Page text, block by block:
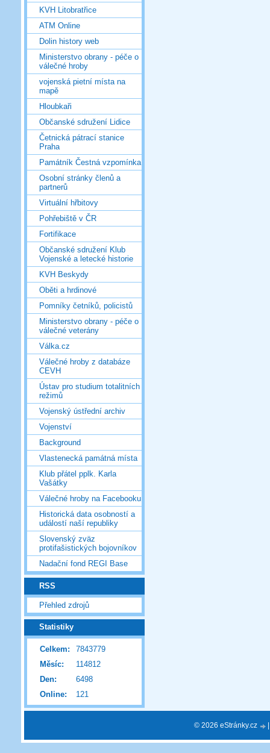
KVH Litobratřice
ATM Online
Dolin history web
Ministerstvo obrany - péče o
válečné hroby
vojenská pietní místa na
mapě
Hloubkaři
Občanské sdružení Lidice
Četnická pátrací stanice
Praha
Památník Čestná vzpomínka
Osobní stránky členů a
partnerů
Virtuální hřbitovy
Pohřebiště v ČR
Fortifikace
Občanské sdružení Klub
Vojenské a letecké historie
KVH Beskydy
Oběti a hrdinové
Pomníky četníků, policistů
Ministerstvo obrany - péče o
válečné veterány
Válka.cz
Válečné hroby z databáze
CEVH
Ústav pro studium totalitních
režimů
Vojenský ústřední archiv
Vojenství
Background
Vlastenecká památná místa
Klub přátel pplk. Karla
Vašátky
Válečné hroby na Facebooku
Historická data osobností a
událostí naší republiky
Slovenský zväz
protifašistických bojovníkov
Nadační fond REGI Base
RSS
Přehled zdrojů
Statistiky
Online: 121
Celkem:
7843779
Měsíc:
114812
Den:
6498
© 2026 eStránky.cz